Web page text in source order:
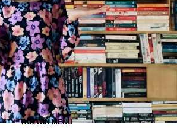
≡ ROZWIŃ MENU